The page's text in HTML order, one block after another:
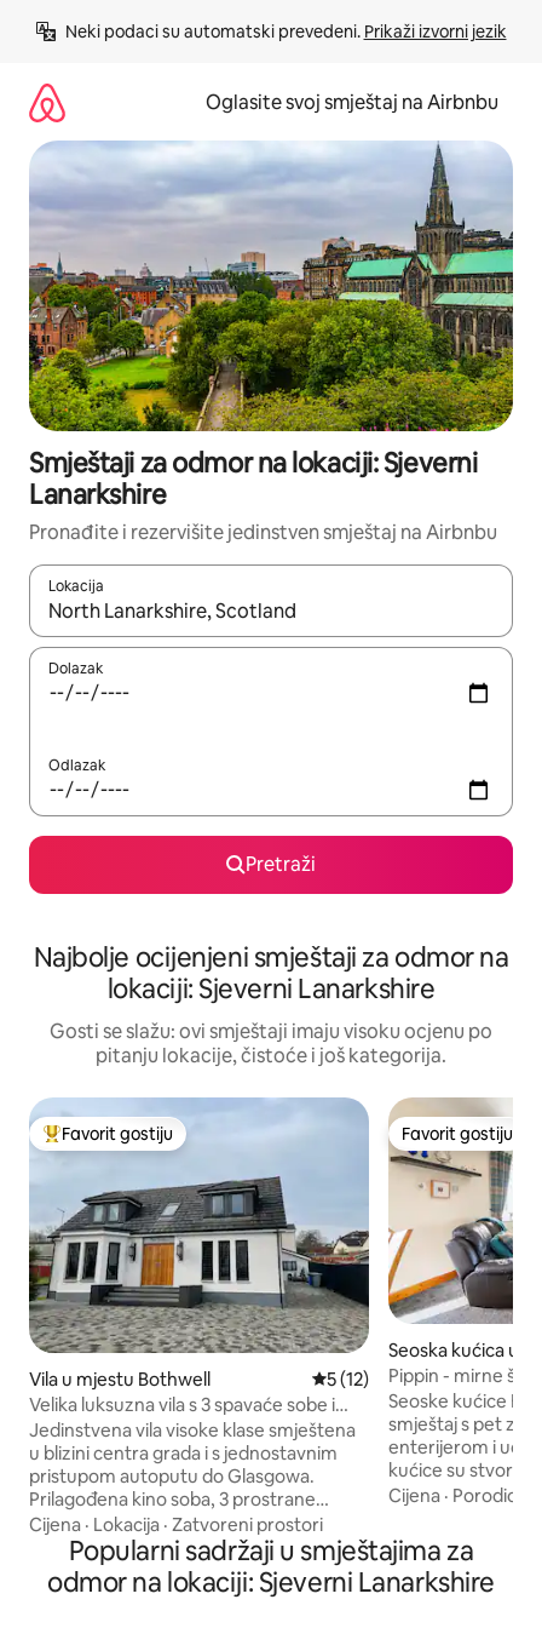
Neki podaci su automatski prevedeni. Prikaži izvorni jezik
Oglasite svoj smještaj na Airbnbu
Smještaji za odmor na lokaciji: Sjeverni
Lanarkshire
Pronađite i rezervišite jedinstven smještaj na Airbnbu
Lokacija
Kad rezultati budu dostupni, krećite se gore i dolje pomoću
Dolazak
Odlazak
Pretraži
Najbolje ocijenjeni smještaji za odmor na
lokaciji: Sjeverni Lanarkshire
Gosti se slažu: ovi smještaji imaju visoku ocjenu po
pitanju lokacije, čistoće i još kategorija.
Glavni favorit gostiju
Favorit gostiju
Vila u mjestu Bothwell Prosječna ocjena: 5 od 5,
5 (12)
Velika luksuzna vila s 3 spavaće sobe i
sobom za kino
Jedinstvena vila visoke klase smještena
u blizini centra grada i s jednostavnim
pristupom autoputu do Glasgowa.
Prilagođena kino soba, 3 prostrane
spavaće sobe (sve s velikim bračnim
krevetom, jedna s privatnim kupatilom) i
elegantni dnevni boravak s 85-inčnim
TV-om i ugrađenim kaminom. Otvorena
Cijena · Lokacija · Zatvoreni prostori
Favorit gostiju
Favorit gostiju
Seoska kućica u
ie
Pippin - mirne
masažna kada
Seoske kućice
smještaj s pet
enterijerom i udobnošću.
kućice su
se opustite i
našim
kućicama koje
bivših rudarskih
Cijena · Porodica
Popularni sadržaji u smještajima za
odmor na lokaciji: Sjeverni Lanarkshire